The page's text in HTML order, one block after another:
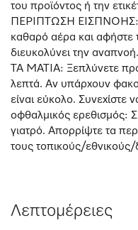
του προϊόντος ή την
ΠΕΡΙΠΤΩΣΗ ΕΙΣΠΝΟΗΣ:
καθαρό αέρα και αφήστε
διευκολύνει την
ΤΑ ΜΑΤΙΑ: Ξεπλύνετε
λεπτά. Αν υπάρχουν
είναι εύκολο. Συνεχίστε
οφθαλμικός ερεθισμός:
γιατρό. Απορρίψτε τα
τους τοπικούς/εθνικούς/
Λεπτομέρειες